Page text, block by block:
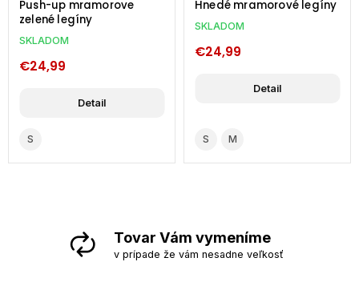
Push-up mramorove
zelené legíny
SKLADOM
€24,99
Detail
S
Hnedé mramorové legíny
SKLADOM
€24,99
Detail
S M
Tovar Vám vymeníme
v prípade že vám nesadne veľkosť